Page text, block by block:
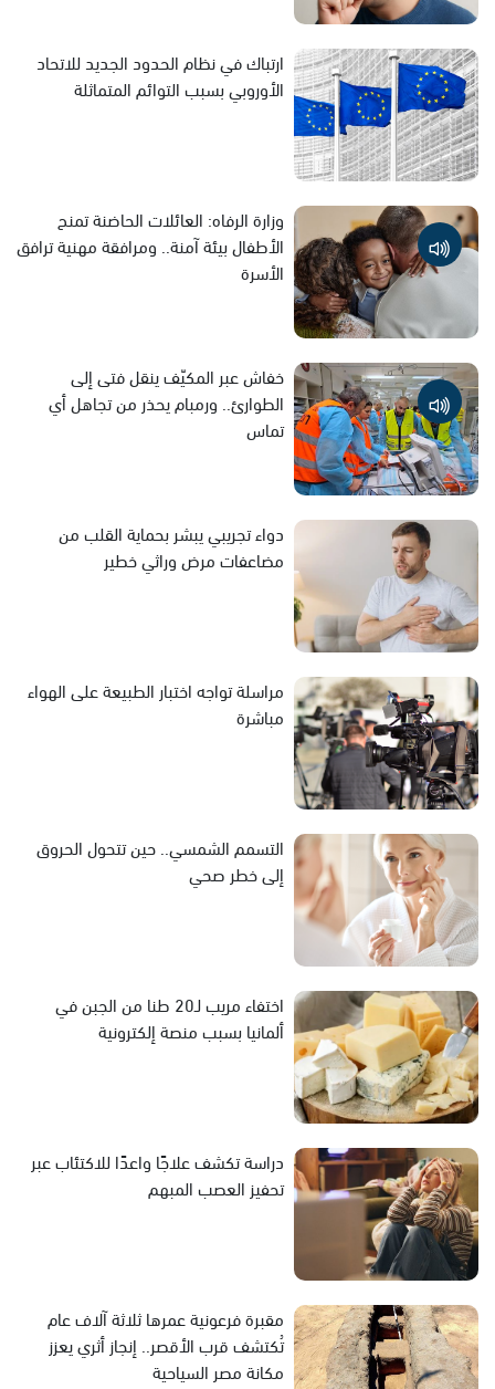
ارتباك في نظام الحدود الجديد للاتحاد
الأوروبي بسبب التوائم المتماثلة
وزارة الرفاه: العائلات الحاضنة تمنح
الأطفال بيئة آمنة.. ومرافقة مهنية ترافق
الأسرة
خفاش عبر المكيّف ينقل فتى إلى
الطوارئ.. ورمبام يحذر من تجاهل أي
تماس
دواء تجريبي يبشر بحماية القلب من
مضاعفات مرض وراثي خطير
مراسلة تواجه اختبار الطبيعة على الهواء
مباشرة
التسمم الشمسي.. حين تتحول الحروق
إلى خطر صحي
اختفاء مريب لـ20 طنا من الجبن في
ألمانيا بسبب منصة إلكترونية
دراسة تكشف علاجًا واعدًا للاكتئاب عبر
تحفيز العصب المبهم
مقبرة فرعونية عمرها ثلاثة آلاف عام
تُكتشف قرب الأقصر.. إنجاز أثري يعزز
مكانة مصر السياحية